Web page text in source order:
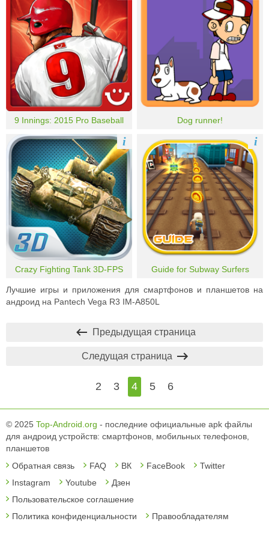
9 Innings: 2015 Pro Baseball Dog runner!
Crazy Fighting Tank 3D-FPS
i
Guide for Subway Surfers
i
Лучшие игры и приложения для смартфонов и планшетов на
андроид на Pantech Vega R3 IM-A850L
Предыдущая страница
2 3 4 5 6
Следущая страница
© 2025 Top-Android.org - последние официальные apk файлы
для андроид устройств: смартфонов, мобильных телефонов,
планшетов
Обратная связь
FAQ ВК FaceBook
Twitter
Instagram
Youtube
Дзен
Пользовательское соглашение
Политика конфиденциальности
Правообладателям